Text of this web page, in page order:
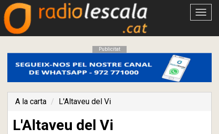
Obrir
Publicitat
A la carta L'Altaveu del Vi
L'Altaveu del Vi